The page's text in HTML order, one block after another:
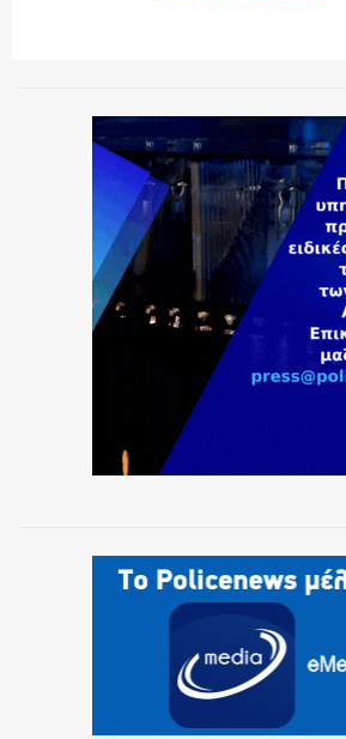
ΟΜΑΔΕΣ ΕΛ.ΑΣ.